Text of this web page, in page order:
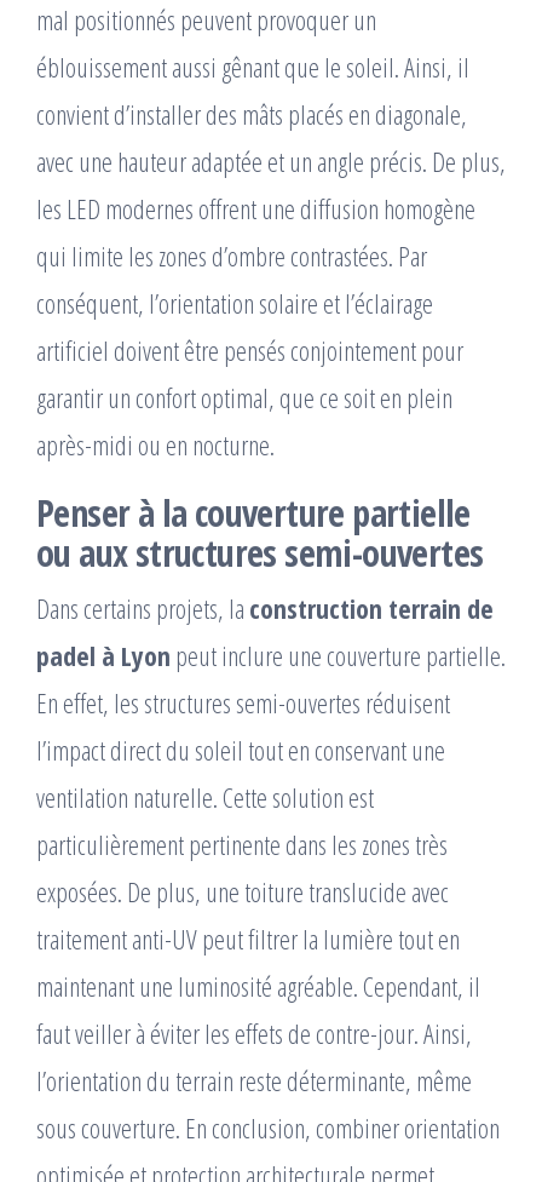
mal positionnés peuvent provoquer un
éblouissement aussi gênant que le soleil. Ainsi, il
convient d’installer des mâts placés en diagonale,
avec une hauteur adaptée et un angle précis. De plus,
les LED modernes offrent une diffusion homogène
qui limite les zones d’ombre contrastées. Par
conséquent, l’orientation solaire et l’éclairage
artificiel doivent être pensés conjointement pour
garantir un confort optimal, que ce soit en plein
après-midi ou en nocturne.
Penser à la couverture partielle
ou aux structures semi-ouvertes
Dans certains projets, la construction terrain de
padel à Lyon peut inclure une couverture partielle.
En effet, les structures semi-ouvertes réduisent
l’impact direct du soleil tout en conservant une
ventilation naturelle. Cette solution est
particulièrement pertinente dans les zones très
exposées. De plus, une toiture translucide avec
traitement anti-UV peut filtrer la lumière tout en
maintenant une luminosité agréable. Cependant, il
faut veiller à éviter les effets de contre-jour. Ainsi,
l’orientation du terrain reste déterminante, même
sous couverture. En conclusion, combiner orientation